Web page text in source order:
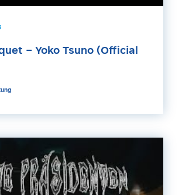
– Yoko Tsuno (Official